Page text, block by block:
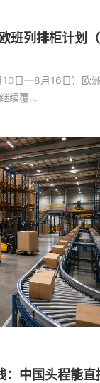
班列排柜计划
10日—8月16日）欧洲
续覆…
：中国头程能直